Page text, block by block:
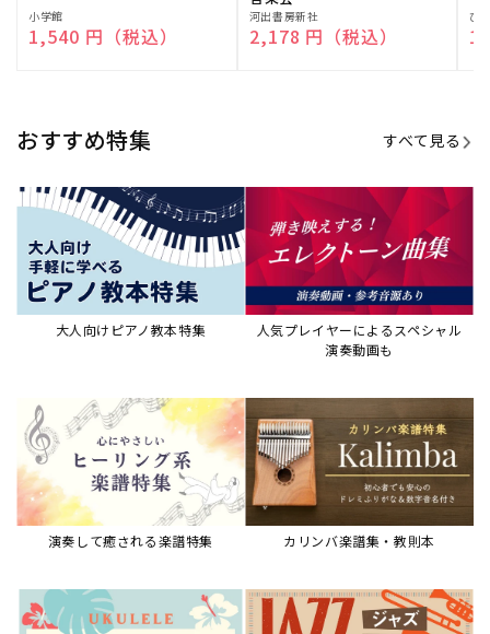
JAZZの楽譜特集
おすすめ記事 すべて見る